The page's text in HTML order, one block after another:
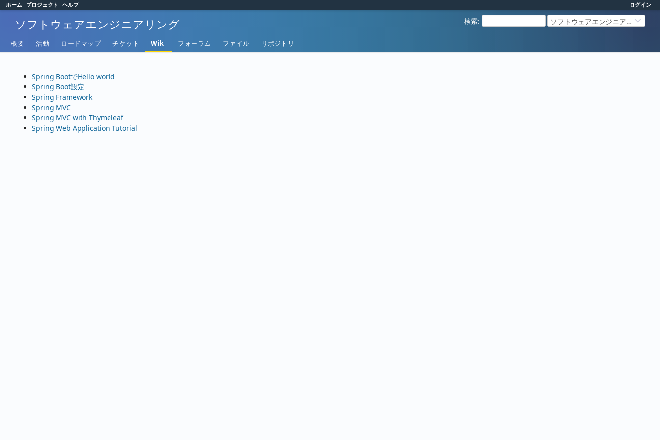
ログイン
ホーム プロジェクト ヘルプ
検索: ソフトウェアエンジニアリング
ソフトウェアエンジニアリング
概要 活動 ロードマップ チケット Wiki フォーラム ファイル リポジトリ
Spring BootでHello world
Spring Boot設定
Spring Framework
Spring MVC
Spring MVC with Thymeleaf
Spring Web Application Tutorial